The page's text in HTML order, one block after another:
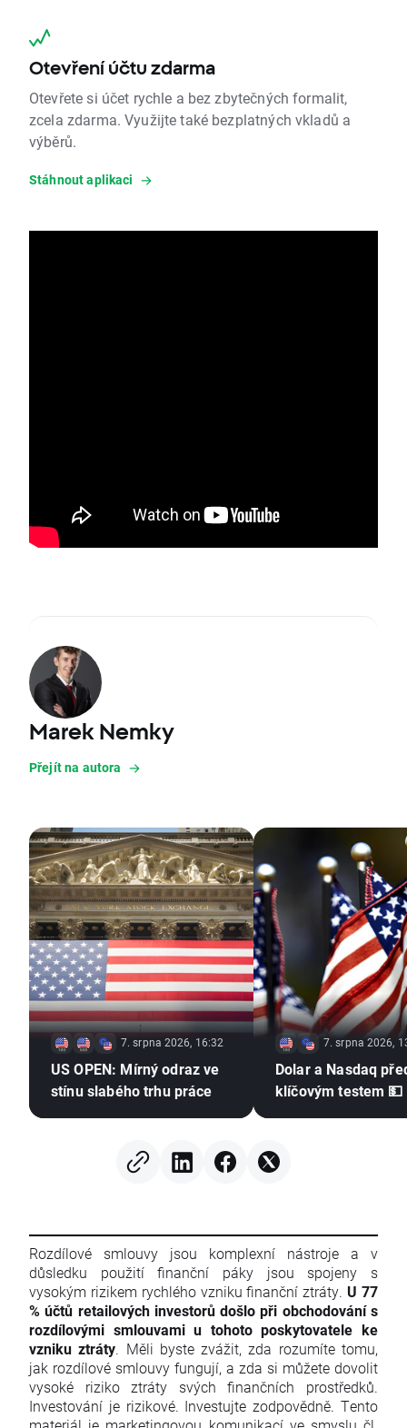
Otevření účtu zdarma
Otevřete si účet rychle a bez zbytečných formalit,
zcela zdarma. Využijte také bezplatných vkladů a
výběrů.
Stáhnout aplikaci
Marek Nemky
Přejít na autora
7. srpna 2026, 16:32
US OPEN: Mírný odraz ve
stínu slabého trhu práce
7. srpna 2026,
Dolar a Nasdaq
klíčovým testem 💵
Rozdílové smlouvy jsou komplexní nástroje a v
důsledku použití finanční páky jsou spojeny s
vysokým rizikem rychlého vzniku finanční ztráty. U 77
% účtů retailových investorů došlo při obchodování s
rozdílovými smlouvami u tohoto poskytovatele ke
vzniku ztráty. Měli byste zvážit, zda rozumíte tomu,
jak rozdílové smlouvy fungují, a zda si můžete dovolit
vysoké riziko ztráty svých finančních prostředků.
Investování je rizikové. Investujte zodpovědně. Tento